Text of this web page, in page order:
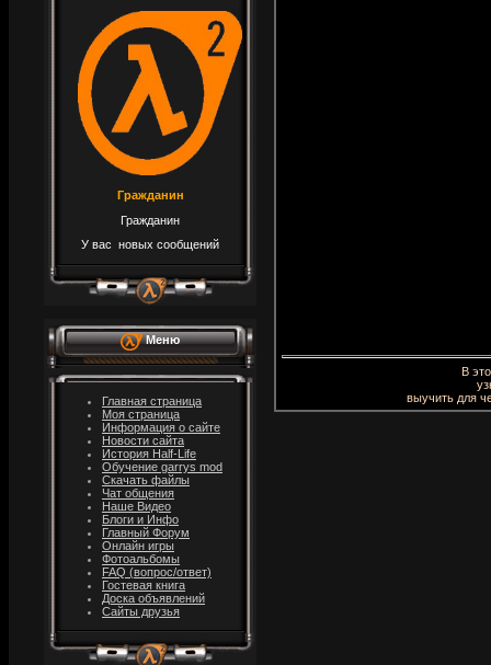
Гражданин
Гражданин
У вас новых сообщений
Меню
Главная страница
Моя страница
Информация о сайте
Новости cайта
История Half-Life
Обучение garrys mod
Скачать файлы
Чат общения
Наше Видео
Блоги и Инфо
Главный Форум
Онлайн игры
Фотоальбомы
FAQ (вопрос/ответ)
Гостевая книга
Доска объявлений
Сайты друзья
В
выучить для